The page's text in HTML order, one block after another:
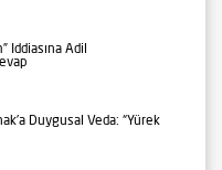
İddiasına Adil
Duygusal Veda: “Yürek